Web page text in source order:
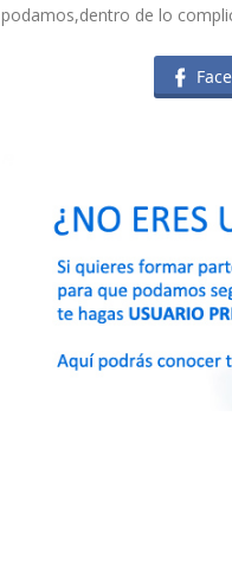
podamos,dentro de lo